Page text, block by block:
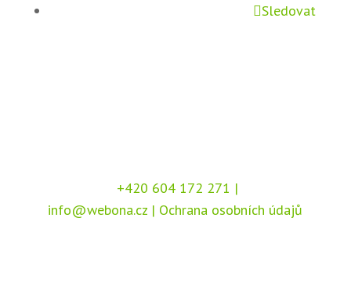
Sledovat
+420 604 172 271 |
info@webona.cz | Ochrana osobních údajů